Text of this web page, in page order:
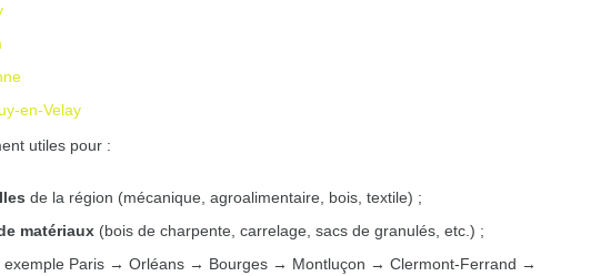
en-Velay
utiles pour :
de la région (mécanique, agroalimentaire, bois, textile) ;
matériaux (bois de charpente, carrelage, sacs de granulés, etc.) ;
exemple Paris → Orléans → Bourges → Montluçon → Clermont-Ferrand →